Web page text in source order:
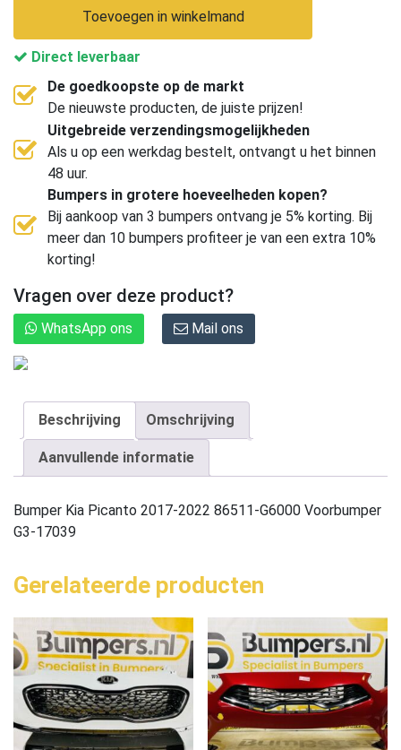
Toevoegen in winkelmand
Direct leverbaar
De goedkoopste op de markt
De nieuwste producten, de juiste prijzen!
Uitgebreide verzendingsmogelijkheden
Als u op een werkdag bestelt, ontvangt u het binnen
48 uur.
Bumpers in grotere hoeveelheden kopen?
Bij aankoop van 3 bumpers ontvang je 5% korting. Bij
meer dan 10 bumpers profiteer je van een extra 10%
korting!
Vragen over deze product?
WhatsApp ons Mail ons
Beschrijving Omschrijving
Aanvullende informatie
Bumper Kia Picanto 2017-2022 86511-G6000 Voorbumper
G3-17039
Gerelateerde producten